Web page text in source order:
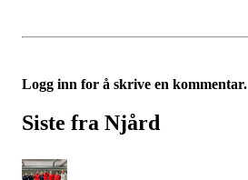
Logg inn for å skrive en kommentar.
Siste fra Njård